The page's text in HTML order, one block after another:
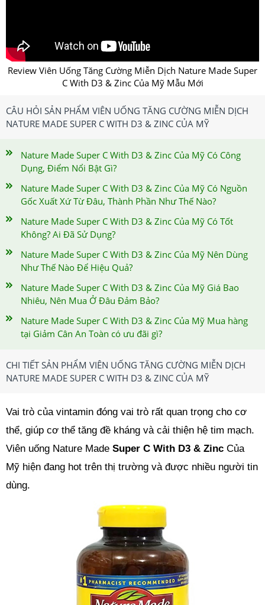
Review Viên Uống Tăng Cường Miễn Dịch Nature Made Super
C With D3 & Zinc Của Mỹ Mẫu Mới
CÂU HỎI SẢN PHẨM VIÊN UỐNG TĂNG CƯỜNG MIỄN DỊCH
NATURE MADE SUPER C WITH D3 & ZINC CỦA MỸ
Nature Made Super C With D3 & Zinc Của Mỹ Có Công
Dụng, Điểm Nổi Bật Gì?
Nature Made Super C With D3 & Zinc Của Mỹ Có Nguồn
Gốc Xuất Xứ Từ Đâu, Thành Phần Như Thế Nào?
Nature Made Super C With D3 & Zinc Của Mỹ Có Tốt
Không? Ai Đã Sử Dụng?
Nature Made Super C With D3 & Zinc Của Mỹ Nên Dùng
Như Thế Nào Để Hiệu Quả?
Nature Made Super C With D3 & Zinc Của Mỹ Giá Bao
Nhiêu, Nên Mua Ở Đâu Đảm Bảo?
Nature Made Super C With D3 & Zinc Của Mỹ Mua hàng
tại Giảm Cân An Toàn có ưu đãi gì?
CHI TIẾT SẢN PHẨM VIÊN UỐNG TĂNG CƯỜNG MIỄN DỊCH
NATURE MADE SUPER C WITH D3 & ZINC CỦA MỸ
Vai trò của vintamin đóng vai trò rất quan trọng cho cơ
thể, giúp cơ thể tăng đề kháng và cải thiện hệ tim mạch.
Viên uống Nature Made Super C With D3 & Zinc Của
Mỹ hiện đang hot trên thị trường và được nhiều người tin
dùng.